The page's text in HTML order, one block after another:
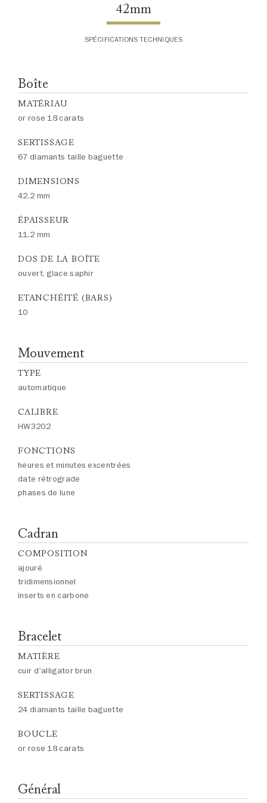
42mm
SPÉCIFICATIONS TECHNIQUES
Boîte
MATÉRIAU
or rose 18 carats
SERTISSAGE
67 diamants taille baguette
DIMENSIONS
42.2 mm
ÉPAISSEUR
11.2 mm
DOS DE LA BOÎTE
ouvert, glace saphir
ETANCHÉITÉ (BARS)
10
Mouvement
TYPE
automatique
CALIBRE
HW3202
FONCTIONS
heures et minutes excentrées
date rétrograde
phases de lune
Cadran
COMPOSITION
ajouré
tridimensionnel
inserts en carbone
Bracelet
MATIÈRE
cuir d'alligator brun
SERTISSAGE
24 diamants taille baguette
BOUCLE
or rose 18 carats
Général